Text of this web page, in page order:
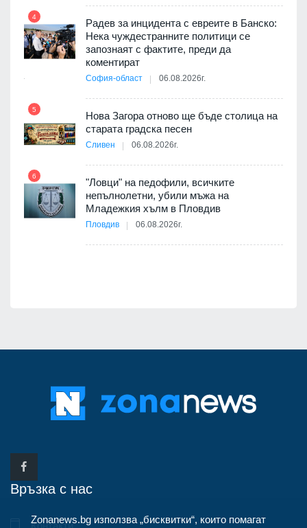
4
Радев за инцидента с евреите в Банско:
Нека чуждестранните политици се
запознаят с фактите, преди да
коментират
София-област 06.08.2026г.
5
Нова Загора отново ще бъде столица на
старата градска песен
Сливен 06.08.2026г.
6
"Ловци" на педофили, всичките
непълнолетни, убили мъжа на
Младежкия хълм в Пловдив
Пловдив 06.08.2026г.
Връзка с нас
Zonanews.bg използва „бисквитки“, които помагат